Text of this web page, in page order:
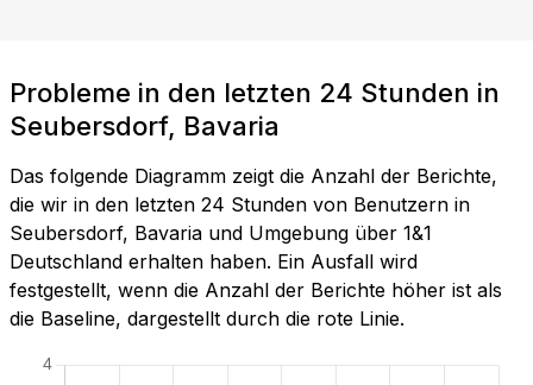
Probleme in den letzten 24 Stunden in
Seubersdorf, Bavaria
Das folgende Diagramm zeigt die Anzahl der Berichte,
die wir in den letzten 24 Stunden von Benutzern in
Seubersdorf, Bavaria und Umgebung über 1&1
Deutschland erhalten haben. Ein Ausfall wird
festgestellt, wenn die Anzahl der Berichte höher ist als
die Baseline, dargestellt durch die rote Linie.